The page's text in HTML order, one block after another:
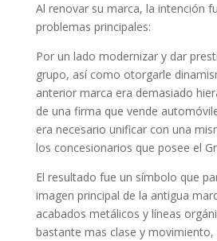
Al renovar su marca, la intención
problemas principales:
Por un lado modernizar y dar
grupo, así como otorgarle
anterior marca era demasiado
de una firma que vende
era necesario unificar con una
los concesionarios que posee el
El resultado fue un símbolo que
imagen principal de la antigua
acabados metálicos y líneas
bastante mas clase y